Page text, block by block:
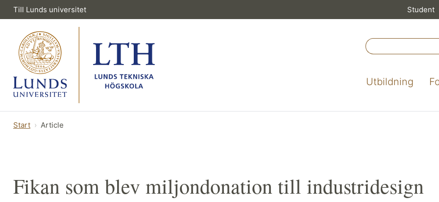
Till Lunds universitet Student
Utbildning
Start Article
Fikan som blev miljondonation till industridesign